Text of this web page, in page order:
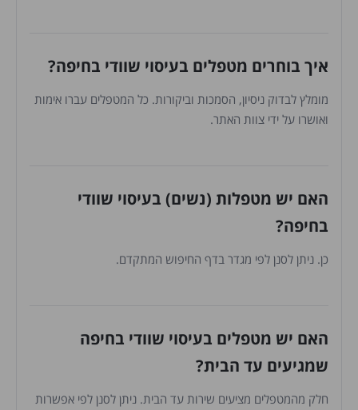
איך בוחרים מטפלים בעיסוי שוודי בחיפה?
מומלץ לבדוק ניסיון, הסמכות וביקורות. כל המטפלים עברו אימות
ואושרו על ידי צוות האתר.
האם יש מטפלות (נשים) בעיסוי שוודי
בחיפה?
כן. ניתן לסנן לפי מגדר בדף החיפוש המתקדם.
האם יש מטפלים בעיסוי שוודי בחיפה
שמגיעים עד הבית?
חלק מהמטפלים מציעים שירות עד הבית. ניתן לסנן לפי אפשרות